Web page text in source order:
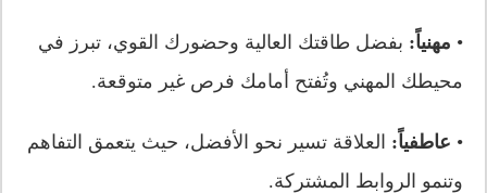
• مهنياً: بفضل طاقتك العالية وحضورك القوي، تبرز في
محيطك المهني وتُفتح أمامك فرص غير متوقعة.
• عاطفياً: العلاقة تسير نحو الأفضل، حيث يتعمق التفاهم
وتنمو الروابط المشتركة.